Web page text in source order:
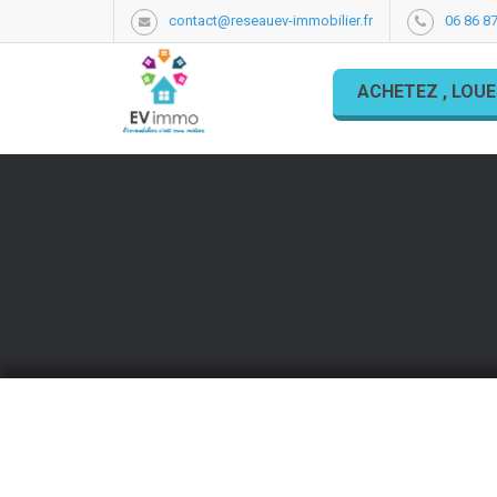
contact@reseauev-immobilier.fr 06 86
ACHETEZ ,